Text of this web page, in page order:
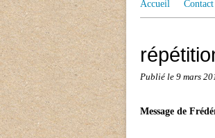
Accueil Contact
Publié le 9 mars
Message de